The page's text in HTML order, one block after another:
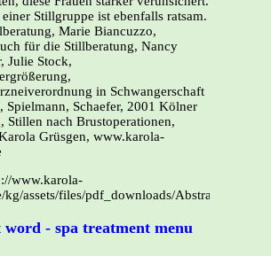
Stillgruppe ist ebenfalls ratsam.
Marie Biancuzzo,
für die Stillberatung, Nancy
Julie Stock,
in Schwangerschaft
Spielmann, Schaefer, 2001 Kölner
Stillen nach Brustoperationen,
Grüsgen, www.karola-
www.karola-
kg/assets/files/pdf_downloads/
- spa treatment menu